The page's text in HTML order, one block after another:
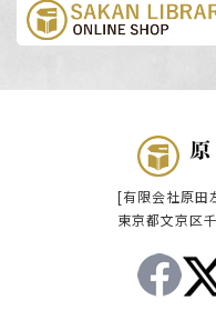
[有限会社原田
東京都文京区